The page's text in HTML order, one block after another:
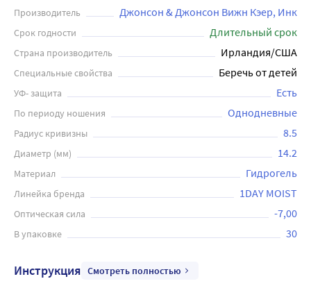
Acuvue 1-Day Moist обладают защитой от
ультрафиолетовых лучей, что защищает от повреждения
глаза и предотвращает развитие возможных
заболеваний. Эти линзы имеют легкую тонкую
конструкцию, что делает их максимально комфортными
при ношении. Acuvue 1-Day Moist подходят для людей,
которые ищут беспроблемные и комфортные линзы для
идеально подходят для людей с чувствительными
глазами, для дневных мероприятий и для различных
видов спорта.
Производитель Джонсон & Джонсон Вижн Кэер, Инк
Срок годности Длительный срок
Страна производитель Ирландия/США
Специальные свойства Беречь от детей
УФ- защита Есть
По периоду ношения Однодневные
Радиус кривизны 8.5
Диаметр (мм) 14.2
Материал Гидрогель
Линейка бренда 1DAY MOIST
Оптическая сила -7,00
В упаковке 30
Инструкция Смотреть полностью